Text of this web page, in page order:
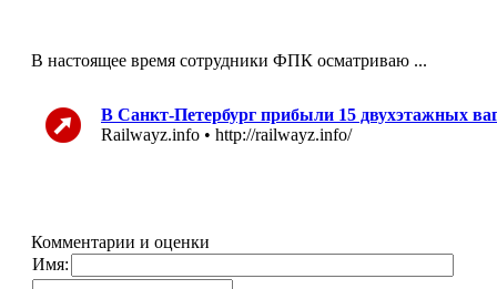
В настоящее время сотрудники ФПК осматриваю ...
В Санкт-Петербург прибыли 15 двухэтажных
Railwayz.info • http://railwayz.info/
Комментарии и оценки
Имя: